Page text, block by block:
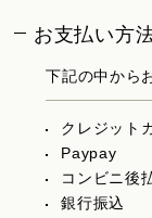
お支払い方
下記の中から
クレジット
Paypay
コンビニ後
銀行振込